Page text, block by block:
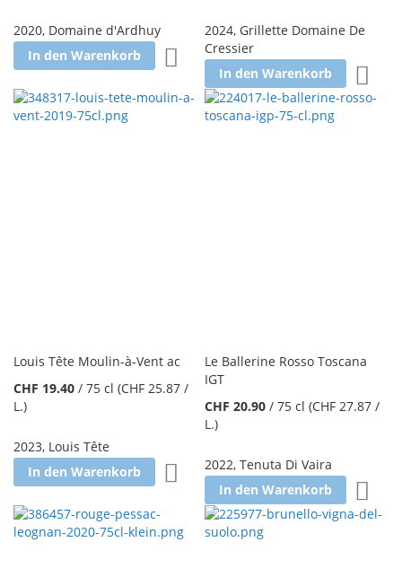
2020, Domaine d'Ardhuy
In den Warenkorb
Zur Wunschliste hinzufügen
2024, Grillette Domaine De
Cressier
In den Warenkorb
Louis Tête Moulin-à-Vent ac
CHF 19.40 / 75 cl (CHF 25.87 /
L.)
2023, Louis Tête
In den Warenkorb
Zur Wunschliste hinzufügen
Le Ballerine Rosso Toscana
IGT
CHF 20.90 /75 cl (CHF 27.87 /
L.)
2022,Tenuta Di Vaira
In den Warenkorb